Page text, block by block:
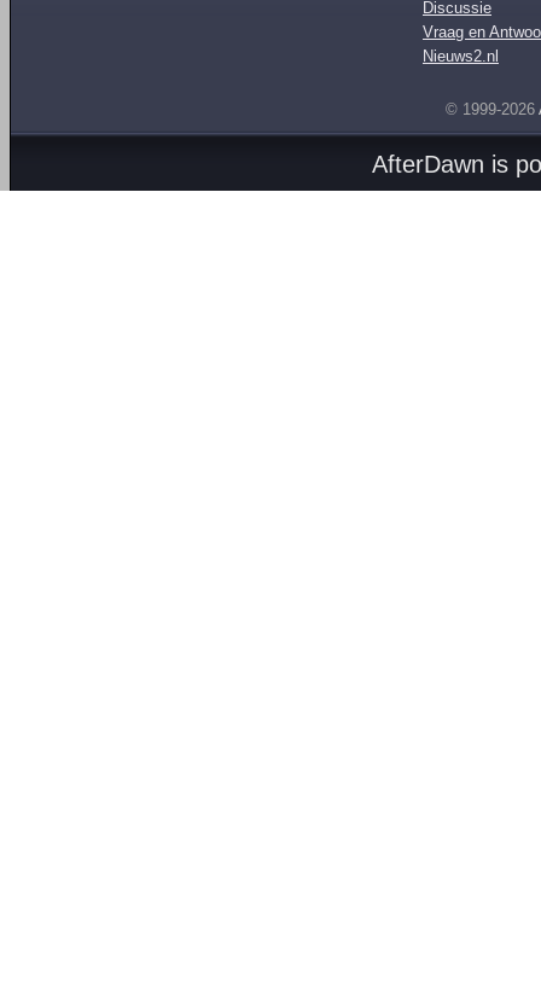
Discussie
Vraag en
Nieuws2.nl
© 1999-2026
AfterDawn is